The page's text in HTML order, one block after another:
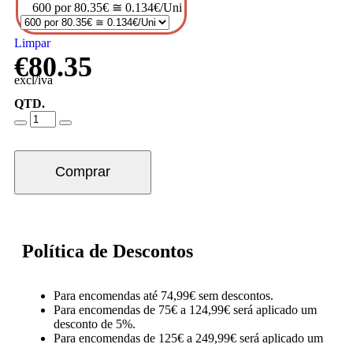
600 por 80.35€ ≅ 0.134€/Uni
Limpar
€80.35
excl/iva
QTD.
Comprar
Política de Descontos
Para encomendas até 74,99€ sem descontos.
Para encomendas de 75€ a 124,99€ será aplicado um
desconto de 5%.
Para encomendas de 125€ a 249,99€ será aplicado um